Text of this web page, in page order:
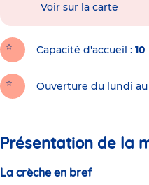
Voir sur la carte
Capacité d'accueil 10
Ouverture du lundi
Présentation de la
La crèche en bref